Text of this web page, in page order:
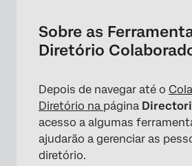
Gerenciar metadados
Administrar relações
Gerenciar
importações/atualizações/
anteriores
Etiquetagem de acesso aos
Sobre as
Diretório
Depois de navegar até o
Diretório na página
acesso a algumas
ajudarão a gerenciar as
diretório.